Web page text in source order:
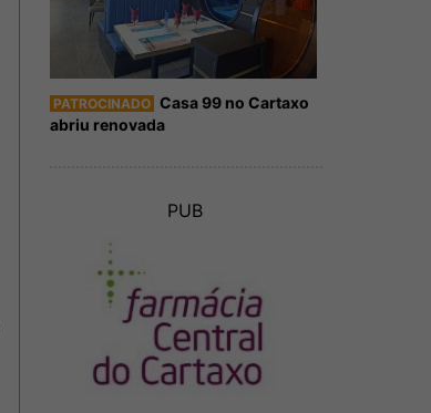
PATROCINADO Casa 99 no Cartaxo
abriu renovada
PUB